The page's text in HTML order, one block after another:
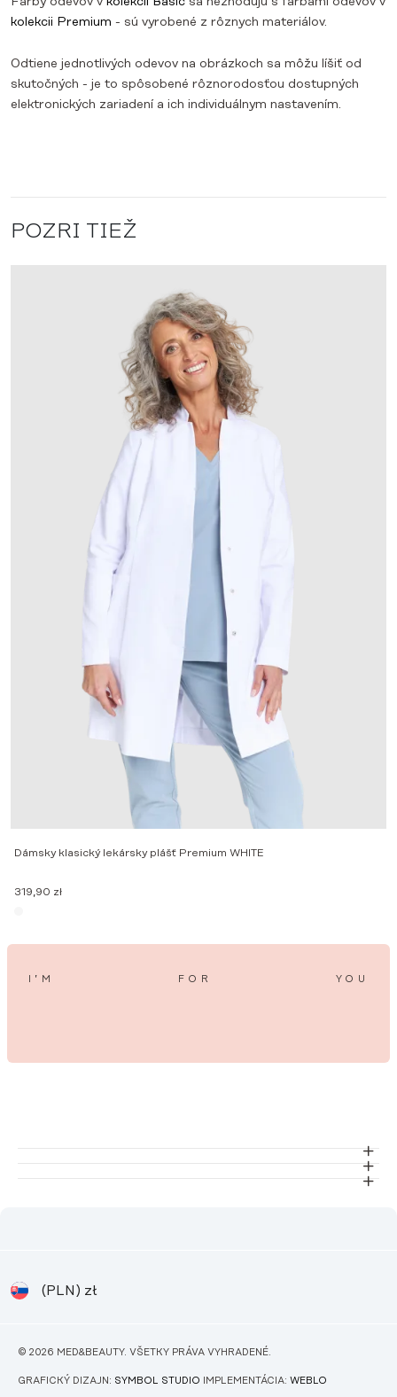
kolekcii Premium - sú vyrobené z rôznych materiálov.
Odtiene jednotlivých odevov na obrázkoch sa môžu líšiť od
skutočných - je to spôsobené rôznorodosťou dostupných
elektronických zariadení a ich individuálnym nastavením.
POZRI TIEŽ
Dámsky klasický lekársky plášť Premium WHITE
319,90 zł
I’M FOR YOU
(PLN) zł
© 2026 MED&BEAUTY. VŠETKY PRÁVA VYHRADENÉ.
GRAFICKÝ DIZAJN: SYMBOL STUDIO IMPLEMENTÁCIA: WEBLO